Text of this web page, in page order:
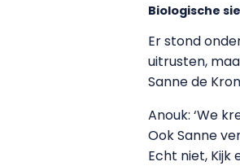
Biologische
Er stond
uitrusten,
Sanne de
Anouk: ‘We
Ook Sanne
Echt niet, Kijk